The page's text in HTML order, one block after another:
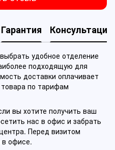
Гарантия Консультация
удобное отделение
подходящую для
доставки оплачивает
по тарифам
вы хотите получить ваш
нас в офис и забрать
Перед визитом
в офисе.